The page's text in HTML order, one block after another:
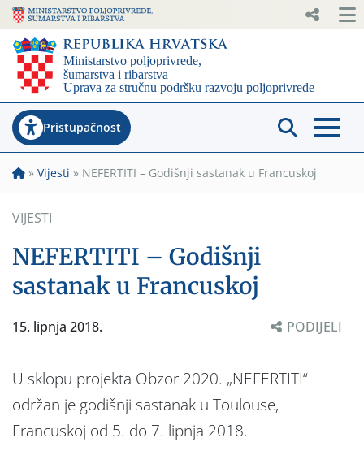
Pristupačnost
» Vijesti » NEFERTITI – Godišnji sastanak u Francuskoj
VIJESTI
NEFERTITI – Godišnji
sastanak u Francuskoj
15. lipnja 2018. PODIJELI
U sklopu projekta Obzor 2020. „NEFERTITI“
održan je godišnji sastanak u Toulouse,
Francuskoj od 5. do 7. lipnja 2018.